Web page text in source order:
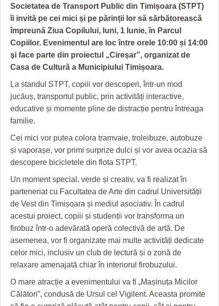
GRĂDINA TAICII DOMNULUI
ZIARISTU’ DE TERASĂ
CU OIŞTEA-N KIERKEGAARD
FINANŢĂRI DE LA A LA Z
PE SURSE
CRONICĂ DE FILM
UNDE MERGEM
FILME DOCUMENTARE
CLIPURI VIDEO
JOCURI ONLINE
ACCIDENTE
ANUNŢURI
INFO SI UTILE
INVATAMANT
JUSTITIE
CLIPURI VIDEO
JOCURI ONLINE
DIVERSE
FARMACII DIN TIMIŞOARA
HARTA TIMIŞOAREI
LICEE, ŞCOLI ŞI GRĂDINIŢE DIN TIMIŞ
PRIMĂRIILE DIN TIMIŞ
SFATUL MEDICULUI
SFATURI JURIDICE
Societatea de Transport Public din Timișoara (STPT)
îi invită pe cei mici și pe părinții lor să sărbătorească
împreună Ziua Copilului, luni, 1 Iunie, în Parcul
Copiilor. Evenimentul are loc între orele 10:00 și 14:00
şi face parte din proiectul „Cireșar”, organizat de
Casa de Cultură a Municipiului Timișoara.
La standul STPT, copiii vor descoperi, într-un mod
jucăuș, transportul public, prin activități interactive,
educative și momente pline de distracție pentru întreaga
familie.
Cei mici vor putea colora tramvaie, troleibuze, autobuze
și vaporașe, vor primi surprize dulci și vor avea ocazia să
descopere bicicletele din flota STPT.
Un moment special, verde și creativ, va fi realizat în
parteneriat cu Facultatea de Arte din cadrul Universității
de Vest din Timișoara și mediul asociativ. În cadrul
acestui proiect, copiii și studenții vor transforma un
firobuz într-o adevărată operă colectivă de artă. De
asemenea, vor fi organizate mai multe activități dedicate
celor mici, inclusiv un club de lectură și o zonă de
relaxare amenajată chiar în interiorul firobuzului.
O mare atracție a evenimentului va fi „Mașinuța Micilor
Călători”, condusă de Ursul cel Vigilent. Aceasta promite